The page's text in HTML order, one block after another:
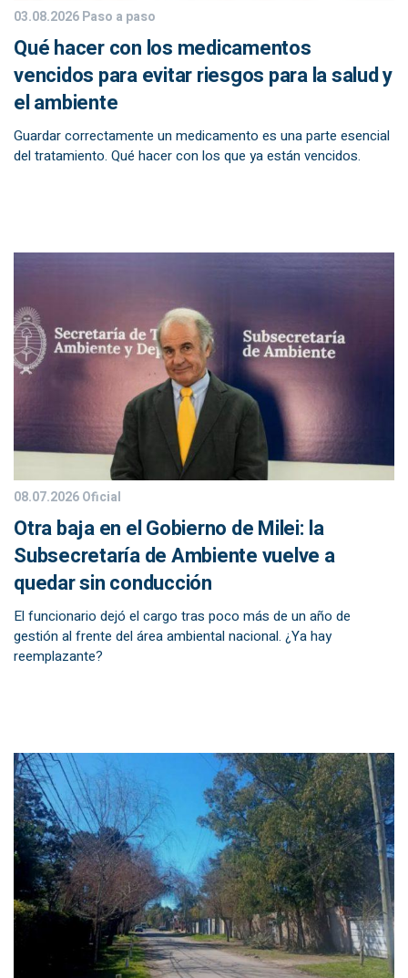
03.08.2026Paso a paso
Qué hacer con los medicamentos
vencidos para evitar riesgos para la salud y
el ambiente
Guardar correctamente un medicamento es una parte esencial
del tratamiento. Qué hacer con los que ya están vencidos.
08.07.2026Oficial
Otra baja en el Gobierno de Milei: la
Subsecretaría de Ambiente vuelve a
quedar sin conducción
El funcionario dejó el cargo tras poco más de un año de
gestión al frente del área ambiental nacional. ¿Ya hay
reemplazante?